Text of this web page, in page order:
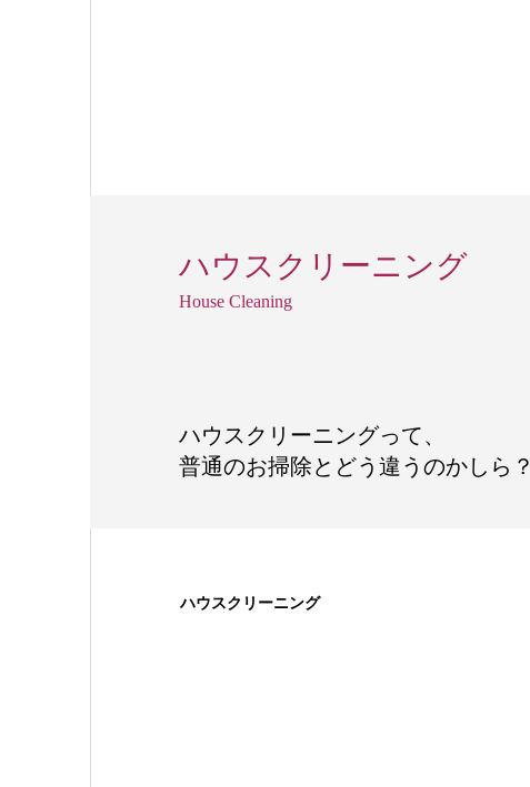
ハウスクリーニング
House Cleaning
ハウスクリーニングって、
普通のお掃除とどう違うのかしら？
ハウスクリーニング